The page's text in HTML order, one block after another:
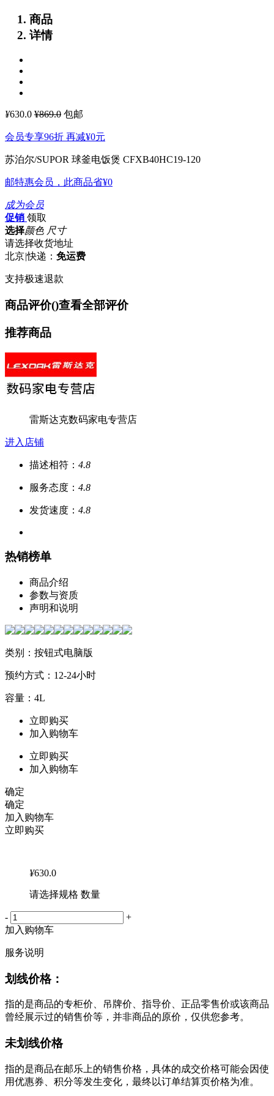
商品
详情
¥630.0 ¥869.0 包邮
会员专享96折 再减¥0元
苏泊尔/SUPOR 球釜电饭煲 CFXB40HC19-120
邮特惠会员，此商品省¥0
成为会员
促销 领取
选择颜色 尺寸
请选择收货地址
北京|快递： 免运费
支持极速退款
商品评价()查看全部评价
推荐商品
雷斯达克数码家电专营店
进入店铺
描述相符： 4.8
服务态度： 4.8
发货速度： 4.8
热销榜单
商品介绍
参数与资质
声明和说明
类别：按钮式电脑版
预约方式：12-24小时
容量：4L
立即购买
加入购物车
立即购买
加入购物车
确定
确定
加入购物车
立即购买
¥630.0
请选择规格 数量
-
+
加入购物车
服务说明
划线价格：
指的是商品的专柜价、吊牌价、指导价、正品零售价或该商品
曾经展示过的销售价等，并非商品的原价，仅供您参考。
未划线价格
指的是商品在邮乐上的销售价格，具体的成交价格可能会因使
用优惠券、积分等发生变化，最终以订单结算页价格为准。